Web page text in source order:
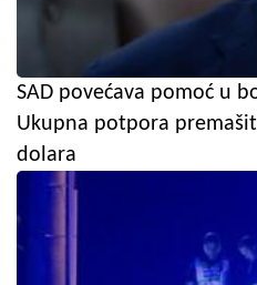
SAD povećava pomoć u
Ukupna potpora
dolara